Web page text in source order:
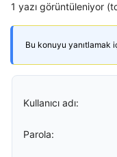
1 yazı görüntüleniyor
Bu konuyu yanıtlamak
Kullanıcı adı:
Parola: